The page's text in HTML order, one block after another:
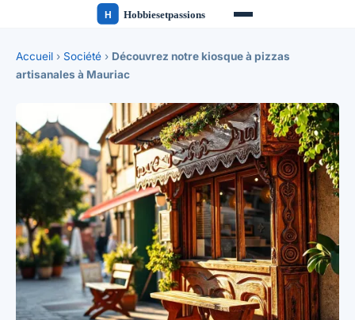
Accueil › Société › Découvrez notre kiosque à pizzas
artisanales à Mauriac